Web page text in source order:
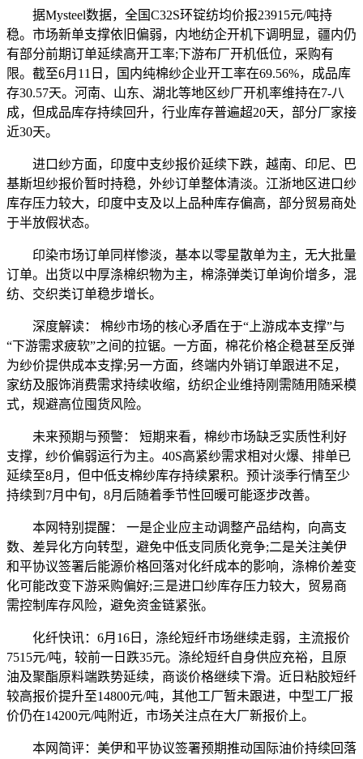
据Mysteel数据，全国C32S环锭纺均价报23915元/吨持
稳。市场新单支撑依旧偏弱，内地纺企开机下调明显，疆内仍
有部分前期订单延续高开工率;下游布厂开机低位，采购有
限。截至6月11日，国内纯棉纱企业开工率在69.56%，成品库
存30.57天。河南、山东、湖北等地区纱厂开机率维持在7-八
成，但成品库存持续回升，行业库存普遍超20天，部分厂家接
近30天。
进口纱方面，印度中支纱报价延续下跌，越南、印尼、巴
基斯坦纱报价暂时持稳，外纱订单整体清淡。江浙地区进口纱
库存压力较大，印度中支及以上品种库存偏高，部分贸易商处
于半放假状态。
印染市场订单同样惨淡，基本以零星散单为主，无大批量
订单。出货以中厚涤棉织物为主，棉涤弹类订单询价增多，混
纺、交织类订单稳步增长。
深度解读： 棉纱市场的核心矛盾在于“上游成本支撑”与
“下游需求疲软”之间的拉锯。一方面，棉花价格企稳甚至反弹
为纱价提供成本支撑;另一方面，终端内外销订单跟进不足，
家纺及服饰消费需求持续收缩，纺织企业维持刚需随用随采模
式，规避高位囤货风险。
未来预期与预警： 短期来看，棉纱市场缺乏实质性利好
支撑，纱价偏弱运行为主。40S高紧纱需求相对火爆、排单已
延续至8月，但中低支棉纱库存持续累积。预计淡季行情至少
持续到7月中旬，8月后随着季节性回暖可能逐步改善。
本网特别提醒： 一是企业应主动调整产品结构，向高支
数、差异化方向转型，避免中低支同质化竞争;二是关注美伊
和平协议签署后能源价格回落对化纤成本的影响，涤棉价差变
化可能改变下游采购偏好;三是进口纱库存压力较大，贸易商
需控制库存风险，避免资金链紧张。
化纤快讯：6月16日，涤纶短纤市场继续走弱，主流报价
7515元/吨，较前一日跌35元。涤纶短纤自身供应充裕，且原
油及聚酯原料端跌势延续，商谈价格继续下滑。近日粘胶短纤
较高报价提升至14800元/吨，其他工厂暂未跟进，中型工厂报
价仍在14200元/吨附近，市场关注点在大厂新报价上。
本网简评：美伊和平协议签署预期推动国际油价持续回落